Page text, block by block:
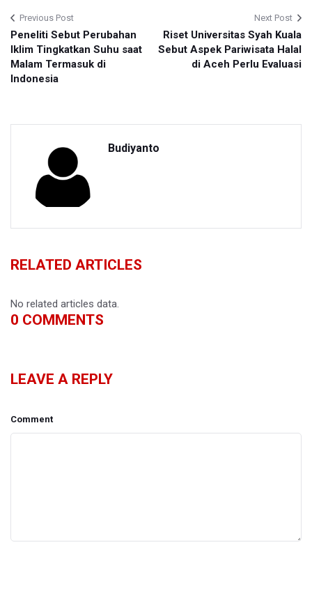
Previous Post
Peneliti Sebut Perubahan
Iklim Tingkatkan Suhu saat
Malam Termasuk di
Indonesia
Next Post
Riset Universitas Syah Kuala
Sebut Aspek Pariwisata Halal
di Aceh Perlu Evaluasi
Budiyanto
RELATED ARTICLES
No related articles data.
0 COMMENTS
LEAVE A REPLY
Comment